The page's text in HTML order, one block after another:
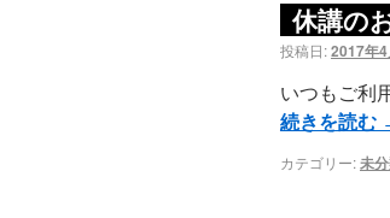
休講の
投稿日:2017年
いつもご利
続きを読む
カテゴリー:未